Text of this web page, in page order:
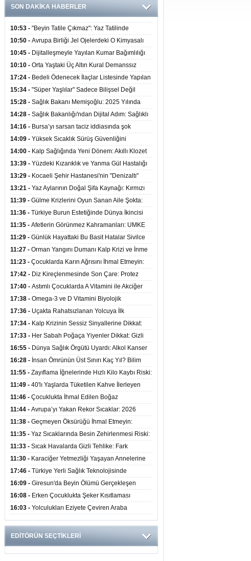
SON DAKİKA HABERLER
10:53 - "Beyin Tatile Çıkmaz": Yaz Tatilinde
Öğrenilenlerin Yüzde 39'u Unutulabiliyor
10:50 - Avrupa Birliği Jel Ojelerdeki O Kimyasalı
Yasakladı: Kısırlık ve Alerji Riski Uyarısı
10:45 - Dijitalleşmeyle Yayılan Kumar Bağımlılığı
Beyni ve Aileyi Yıkıma Uğratıyor
10:10 - Orta Yaştaki Üç Altın Kural Demanssız
Yaşamı 13 Yıl Uzatabiliyor
17:24 - Bedeli Ödenecek İlaçlar Listesinde Yapılan
Düzenlemeler Hakkında Duyuru 2026/30
15:34 - "Süper Yaşlılar" Sadece Bilişsel Değil
Fiziksel Olarak da Daha Sağlıklı Yaşıyor
15:28 - Sağlık Bakanı Memişoğlu: 2025 Yılında
300 Bini Aşkın Kişiye Emzirme Eğitimi Verildi
14:28 - Sağlık Bakanlığı'ndan Dijital Adım: Sağlıklı
Hayat Merkezlerinde Uzaktan Sağlık Hizmeti
Başladı
14:16 - Bursa’yı sarsan taciz iddiasında şok
gelişme!
14:09 - Yüksek Sıcaklık Sürüş Güvenliğini
Düşürüyor: 40 Derecede Güvenli Sürüş Süresi 53
Dakikaya İniyor
14:00 - Kalp Sağlığında Yeni Dönem: Akıllı Klozet
Kapağı 30 Saniyede Ritim Bozukluğunu Tespit
Ediyor
13:39 - Yüzdeki Kızarıklık ve Yanma Gül Hastalığı
(Rozasea) Belirtisi Olabilir
13:29 - Kocaeli Şehir Hastanesi'nin "Denizaltı"
Görünümlü Ünitesi Hastalara Umut Oluyor
13:21 - Yaz Aylarının Doğal Şifa Kaynağı: Kırmızı
Meyveler Bağışıklığı ve Kalbi Koruyor
11:39 - Gülme Krizlerini Oyun Sanan Aile Şokta:
3,5 Yaşındaki Çocuk 8 Kez Felç Geçirdi
11:36 - Türkiye Burun Estetiğinde Dünya İkincisi
Oldu
11:35 - Afetlerin Görünmez Kahramanları: UMKE
Dev Kadrosuyla Görev Başında
11:29 - Günlük Hayattaki Bu Basit Hatalar Sivilce
Oluşumunu Tetikliyor
11:27 - Orman Yangını Dumanı Kalp Krizi ve İnme
Riskini Artırıyor
11:23 - Çocuklarda Karın Ağrısını İhmal Etmeyin:
Apandisit Habercisi Olabilir
17:42 - Diz Kireçlenmesinde Son Çare: Protez
Ameliyatı İle Yaşam Kalitesi Artıyor
17:40 - Astımlı Çocuklarda A Vitamini ile Akciğer
Hacmi Arasında Bağlantı Bulundu
17:38 - Omega-3 ve D Vitamini Biyolojik
Yaşlanmayı Yavaşlatabilir
17:36 - Uçakta Rahatsızlanan Yolcuya İlk
Müdahale Sağlık Bakanı Memişoğlu'ndan Geldi
17:34 - Kalp Krizinin Sessiz Sinyallerine Dikkat:
Yalnızca Göğüs Ağrısıyla Gelmiyor
17:33 - Her Sabah Poğaça Yiyenler Dikkat: Gizli
Şeker ve Yağ Yükü Kalbi ve Bağırsakları Tehdit
Ediyor
16:55 - Dünya Sağlık Örgütü Uyardı: Alkol Kanser
Riskini Doğrudan Artırıyor
16:28 - İnsan Ömrünün Üst Sınırı Kaç Yıl? Bilim
İnsanlarından Yeni Yaşam Süresi Modeli
11:55 - Zayıflama İğnelerinde Hızlı Kilo Kaybı Riski:
Uzmanlar Hekim Kontrolü Şart Diyor
11:49 - 40'lı Yaşlarda Tüketilen Kahve İlerleyen
Yıllarda Zihinsel ve Fiziksel Sağlığı Koruyor
11:46 - Çocuklukta İhmal Edilen Boğaz
Enfeksiyonu İleride Kalp Kapağını Bozabiliyor
11:44 - Avrupa’yı Yakan Rekor Sıcaklar: 2026
Haziran Ayında 10 Binden Fazla Can Kaybı
11:38 - Geçmeyen Öksürüğü İhmal Etmeyin:
Akciğer Korunarak Tümörden Kurtuldu
11:35 - Yaz Sıcaklarında Besin Zehirlenmesi Riski:
Açıkta Kalan Gıdalara Dikkat
11:33 - Sıcak Havalarda Gizli Tehlike: Fark
Edilmeyen Sıvı Kaybı Organları Tehdit Ediyor
11:30 - Karaciğer Yetmezliği Yaşayan Annelerine
Oğlundan Hayat Veren Doku Nakli
17:46 - Türkiye Yerli Sağlık Teknolojisinde
Büyüyor: 40 Ülkeye Solunum Cihazı İhraç Ediliyor
16:09 - Giresun'da Beyin Ölümü Gerçekleşen
Kişinin Organları 4 Hastaya Yaşam Umudu Oldu
16:08 - Erken Çocuklukta Şeker Kısıtlaması
Demans Riskini Yüzde 23 Azaltıyor
16:03 - Yolculukları Eziyete Çeviren Araba
Tutmasına Karşı Etkili Önlemler
EDİTÖRÜN SEÇTİKLERİ